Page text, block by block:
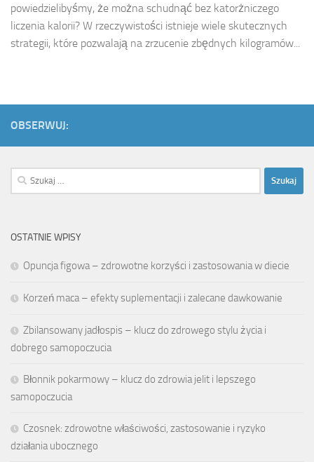
powiedzielibyśmy, że można schudnąć bez katorżniczego
liczenia kalorii? W rzeczywistości istnieje wiele skutecznych
strategii, które pozwalają na zrzucenie zbędnych kilogramów...
OBSERWUJ:
Szukaj:
OSTATNIE WPISY
Opuncja figowa – zdrowotne korzyści i zastosowania w diecie
Korzeń maca – efekty suplementacji i zalecane dawkowanie
Zbilansowany jadłospis – klucz do zdrowego stylu życia i
dobrego samopoczucia
Błonnik pokarmowy – klucz do zdrowia jelit i lepszego
samopoczucia
Czosnek: zdrowotne właściwości, zastosowanie i ryzyko
działania ubocznego